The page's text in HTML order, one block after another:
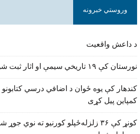
وروستي خبرونه
د داعش واقعیت
نورستان کې ۱۹ تاریخي سیمې او اثار ثبت شوي
کندهار کې یوه ځوان د اضافي درسي کتابونو
کمپاین پیل کړی
کونړ کې ۳۶ زلزله‌ځپلو کورنیو ته نوي